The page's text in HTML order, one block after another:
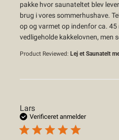
pakke hvor saunateltet blev
brug i vores sommerhushave.
op og varmet op indenfor ca. 45
vedligeholde kakkelovnen, men
Product Reviewed: Lej et Saunatelt
Lars
Verificeret anmelder